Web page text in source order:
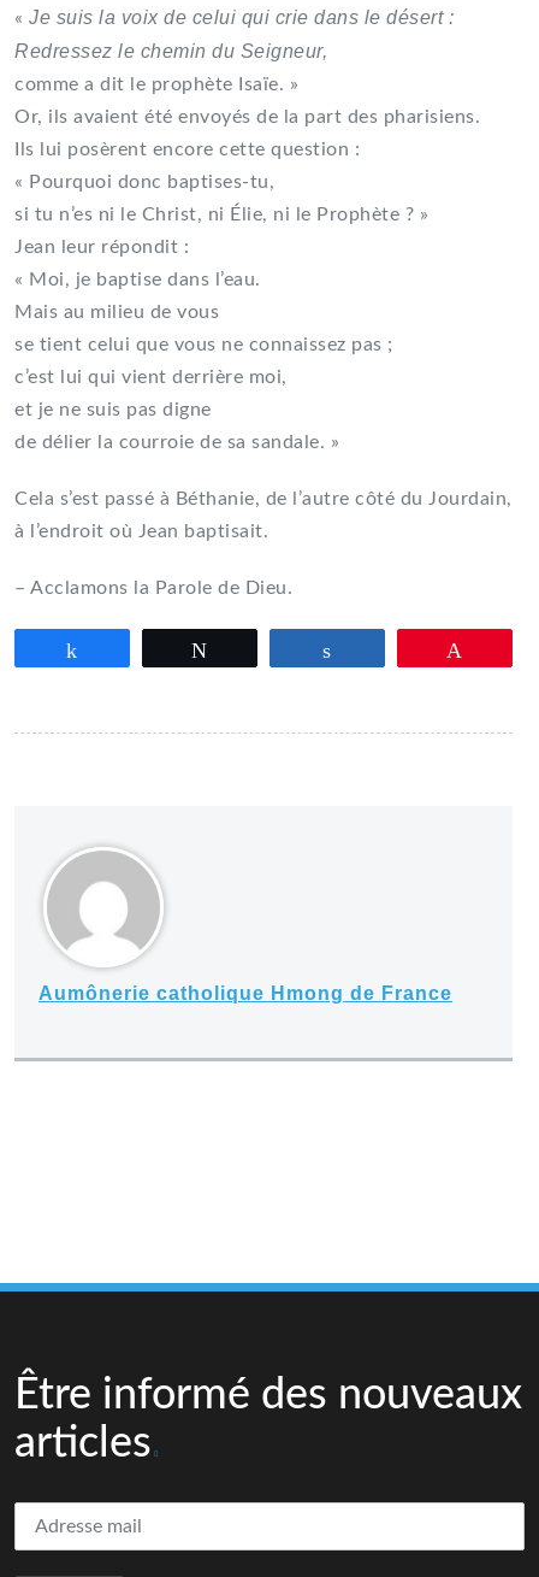
« Je suis la voix de celui qui crie dans le désert :
Redressez le chemin du Seigneur,
comme a dit le prophète Isaïe. »
Or, ils avaient été envoyés de la part des pharisiens.
Ils lui posèrent encore cette question :
« Pourquoi donc baptises-tu,
si tu n’es ni le Christ, ni Élie, ni le Prophète ? »
Jean leur répondit :
« Moi, je baptise dans l’eau.
Mais au milieu de vous
se tient celui que vous ne connaissez pas ;
c’est lui qui vient derrière moi,
et je ne suis pas digne
de délier la courroie de sa sandale. »
Cela s’est passé à Béthanie, de l’autre côté du Jourdain,
à l’endroit où Jean baptisait.
– Acclamons la Parole de Dieu.
Aumônerie catholique Hmong de France
Être informé des nouveaux
articles